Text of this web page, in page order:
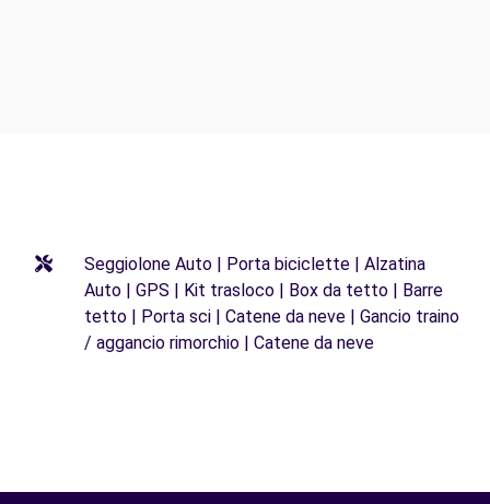
Seggiolone Auto | Porta biciclette | Alzatina
Auto | GPS | Kit trasloco | Box da tetto | Barre
tetto | Porta sci | Catene da neve | Gancio traino
/ aggancio rimorchio | Catene da neve